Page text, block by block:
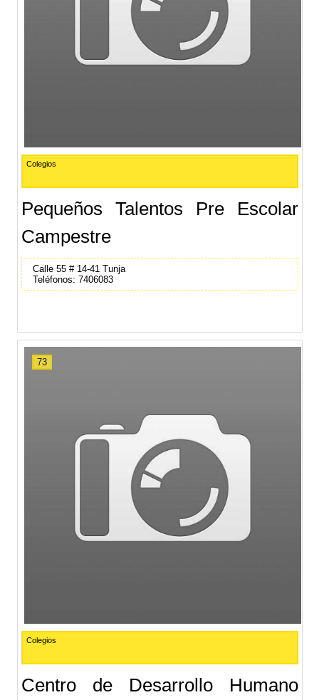
Colegios
Pequeños Talentos Pre Escolar
Campestre
Calle 55 # 14-41 Tunja
Teléfonos: 7406083
73
Colegios
Centro de Desarrollo Humano